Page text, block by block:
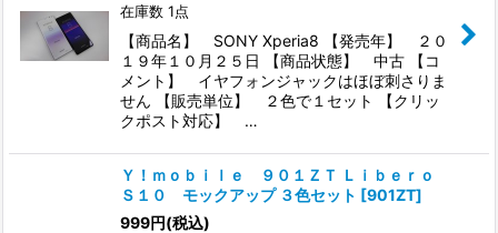
在庫数 1点
【商品名】 SONY Xperia8 【発売年】 ２０
１９年１０月２５日 【商品状態】 中古 【コ
メント】 イヤフォンジャックはほぼ刺さりま
せん 【販売単位】 ２色で１セット 【クリッ
クポスト対応】 …
Ｙ！ｍｏｂｉｌｅ ９０１ＺＴ Ｌｉｂｅｒｏ
Ｓ１０ モックアップ ３色セット [901ZT]
999円(税込)